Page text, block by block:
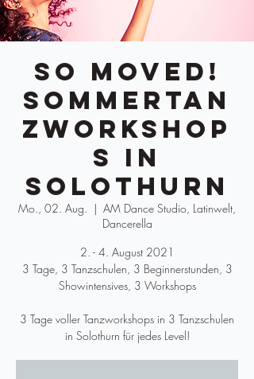
SO Moved!
Sommertan
zworkshop
s in
Solothurn
Mo., 02. Aug.
  |
AM Dance Studio, Latinwelt,
Dancerella
2. - 4. August 2021
3 Tage, 3 Tanzschulen, 3 Beginnerstunden, 3
Showintensives, 3 Workshops
3 Tage voller Tanzworkshops in 3 Tanzschulen